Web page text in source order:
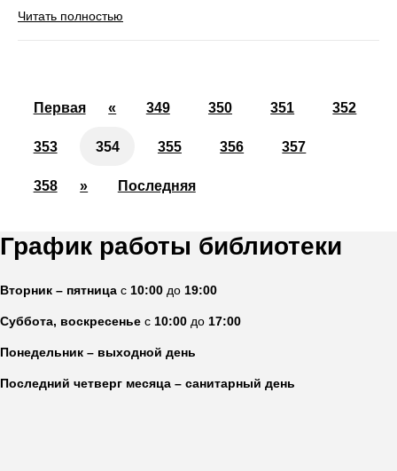
Читать полностью
Первая « 349 350 351 352
353 354 355 356 357
358 » Последняя
График работы библиотеки
Вторник – пятница с 10:00 до 19:00
Суббота, воскресенье с 10:00 до 17:00
Понедельник – выходной день
Последний четверг месяца – санитарный день